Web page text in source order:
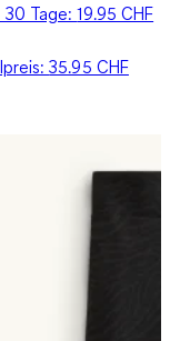
Tage:19.95 CHF
35.95 CHF